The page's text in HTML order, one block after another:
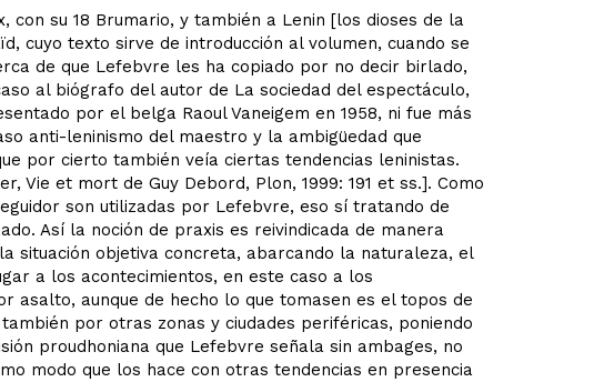
su 18 Brumario, y también a Lenin [los dioses de la
cuyo texto sirve de introducción al volumen, cuando se
de que Lefebvre les ha copiado por no decir birlado,
al biógrafo del autor de La sociedad del espectáculo,
por el belga Raoul Vaneigem en 1958, ni fue más
anti-leninismo del maestro y la ambigüedad que
por cierto también veía ciertas tendencias leninistas.
Vie et mort de Guy Debord, Plon, 1999: 191 et ss.]. Como
son utilizadas por Lefebvre, eso sí tratando de
Así la noción de praxis es reivindicada de manera
situación objetiva concreta, abarcando la naturaleza, el
a los acontecimientos, en este caso a los
asalto, aunque de hecho lo que tomasen es el topos de
por otras zonas y ciudades periféricas, poniendo
proudhoniana que Lefebvre señala sin ambages, no
modo que los hace con otras tendencias en presencia